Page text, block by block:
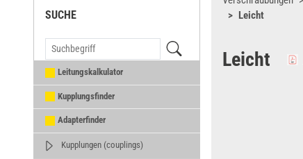
SUCHE
Leitungskalkulator
Kupplungsfinder
Adapterfinder
Kupplungen (couplings)
Leicht
Leicht